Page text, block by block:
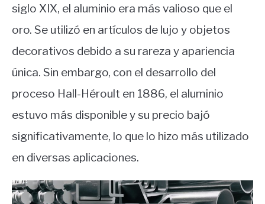
siglo XIX, el aluminio era más valioso que el
oro. Se utilizó en artículos de lujo y objetos
decorativos debido a su rareza y apariencia
única. Sin embargo, con el desarrollo del
proceso Hall-Héroult en 1886, el aluminio
estuvo más disponible y su precio bajó
significativamente, lo que lo hizo más utilizado
en diversas aplicaciones.